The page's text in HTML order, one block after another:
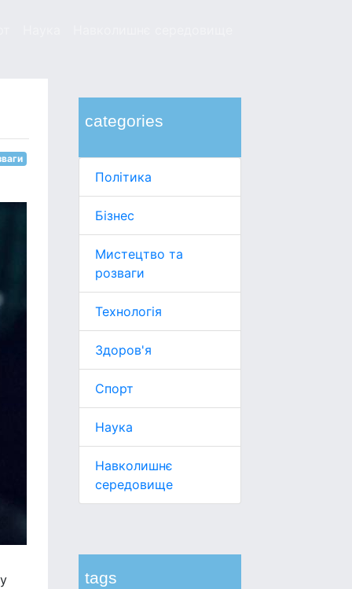
categories
Політика
Бізнес
Мистецтво та
розваги
Технологія
Здоров'я
Спорт
Наука
Навколишнє
середовище
tags